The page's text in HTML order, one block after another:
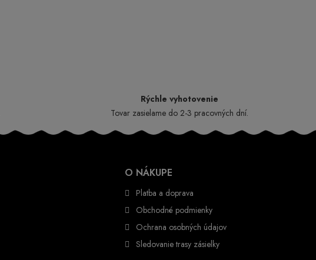
Rýchle vyhotovenie
Tovar zasielame do 2-3 pracovných dní.
O NÁKUPE
Platba a doprava
Obchodné podmienky
Ochrana osobných údajov
Sledovanie trasy zásielky